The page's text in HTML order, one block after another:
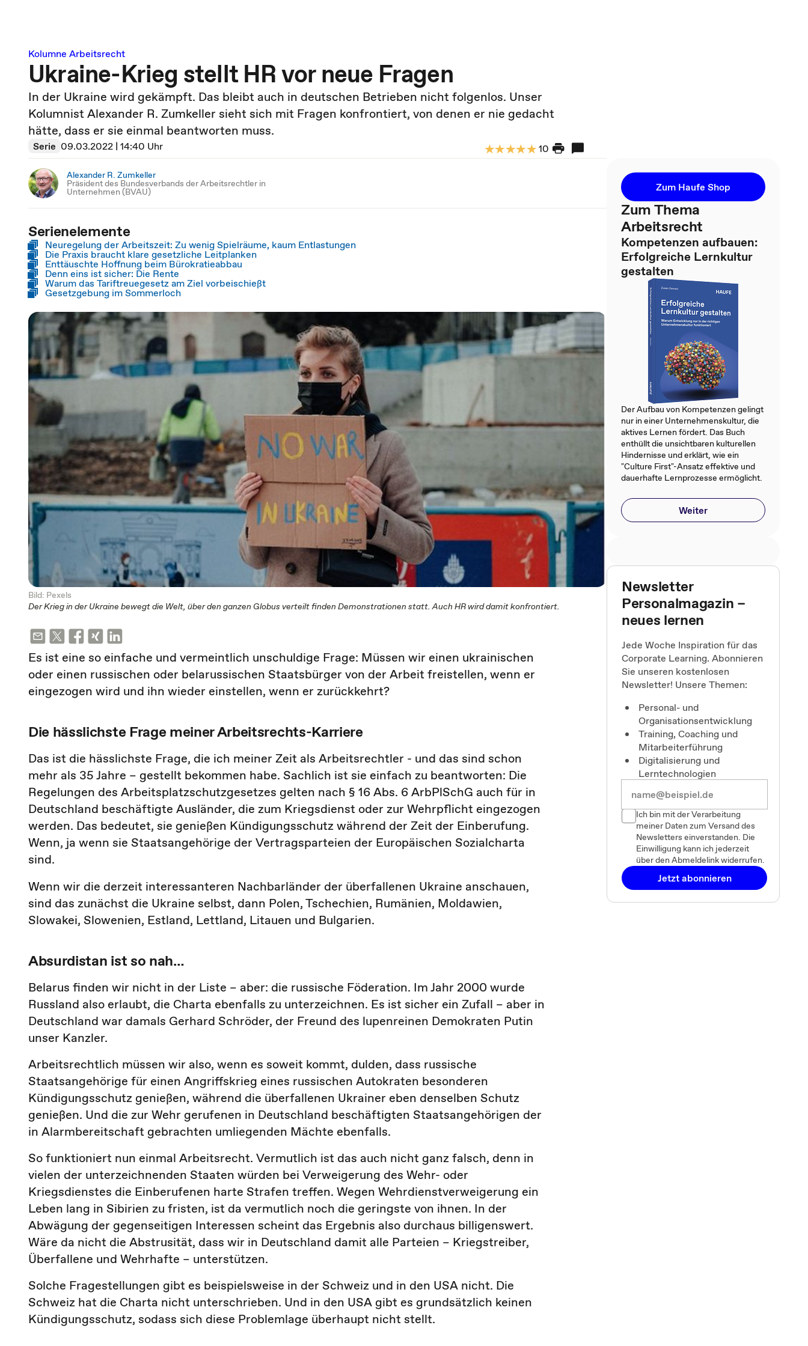
Kolumne Arbeitsrecht
Ukraine-Krieg stellt HR vor neue Fragen
In der Ukraine wird gekämpft. Das bleibt auch in deutschen Betrieben nicht folgenlos. Unser
Kolumnist Alexander R. Zumkeller sieht sich mit Fragen konfrontiert, von denen er nie gedacht
hätte, dass er sie einmal beantworten muss.
Serie 09.03.2022 | 14:40 Uhr 10
Alexander R. Zumkeller
Präsident des Bundesverbands der Arbeitsrechtler in
Unternehmen (BVAU)
Serienelemente
Neuregelung der Arbeitszeit: Zu wenig Spielräume, kaum Entlastungen
Die Praxis braucht klare gesetzliche Leitplanken
Enttäuschte Hoffnung beim Bürokratieabbau
Denn eins ist sicher: Die Rente
Warum das Tariftreuegesetz am Ziel vorbeischießt
Gesetzgebung im Sommerloch
Bild: Pexels
Der Krieg in der Ukraine bewegt die Welt, über den ganzen Globus verteilt finden Demonstrationen statt. Auch HR wird damit konfrontiert.
Es ist eine so einfache und vermeintlich unschuldige Frage: Müssen wir einen ukrainischen
oder einen russischen oder belarussischen Staatsbürger von der Arbeit freistellen, wenn er
eingezogen wird und ihn wieder einstellen, wenn er zurückkehrt?
Die hässlichste Frage meiner Arbeitsrechts-Karriere
Das ist die hässlichste Frage, die ich meiner Zeit als Arbeitsrechtler - und das sind schon
mehr als 35 Jahre – gestellt bekommen habe. Sachlich ist sie einfach zu beantworten: Die
Regelungen des Arbeitsplatzschutzgesetzes gelten nach § 16 Abs. 6 ArbPlSchG auch für in
Deutschland beschäftigte Ausländer, die zum Kriegsdienst oder zur Wehrpflicht eingezogen
werden. Das bedeutet, sie genießen Kündigungsschutz während der Zeit der Einberufung.
Wenn, ja wenn sie Staatsangehörige der Vertragsparteien der Europäischen Sozialcharta
sind.
Wenn wir die derzeit interessanteren Nachbarländer der überfallenen Ukraine anschauen,
sind das zunächst die Ukraine selbst, dann Polen, Tschechien, Rumänien, Moldawien,
Slowakei, Slowenien, Estland, Lettland, Litauen und Bulgarien.
Absurdistan ist so nah…
Belarus finden wir nicht in der Liste – aber: die russische Föderation. Im Jahr 2000 wurde
Russland also erlaubt, die Charta ebenfalls zu unterzeichnen. Es ist sicher ein Zufall – aber in
Deutschland war damals Gerhard Schröder, der Freund des lupenreinen Demokraten Putin
unser Kanzler.
Arbeitsrechtlich müssen wir also, wenn es soweit kommt, dulden, dass russische
Staatsangehörige für einen Angriffskrieg eines russischen Autokraten besonderen
Kündigungsschutz genießen, während die überfallenen Ukrainer eben denselben Schutz
genießen. Und die zur Wehr gerufenen in Deutschland beschäftigten Staatsangehörigen der
in Alarmbereitschaft gebrachten umliegenden Mächte ebenfalls.
So funktioniert nun einmal Arbeitsrecht. Vermutlich ist das auch nicht ganz falsch, denn in
vielen der unterzeichnenden Staaten würden bei Verweigerung des Wehr- oder
Kriegsdienstes die Einberufenen harte Strafen treffen. Wegen Wehrdienstverweigerung ein
Leben lang in Sibirien zu fristen, ist da vermutlich noch die geringste von ihnen. In der
Abwägung der gegenseitigen Interessen scheint das Ergebnis also durchaus billigenswert.
Wäre da nicht die Abstrusität, dass wir in Deutschland damit alle Parteien – Kriegstreiber,
Überfallene und Wehrhafte – unterstützen.
Solche Fragestellungen gibt es beispielsweise in der Schweiz und in den USA nicht. Die
Schweiz hat die Charta nicht unterschrieben. Und in den USA gibt es grundsätzlich keinen
Kündigungsschutz, sodass sich diese Problemlage überhaupt nicht stellt.
Zum Haufe Shop
Zum Thema
Arbeitsrecht
Kompetenzen aufbauen:
Erfolgreiche Lernkultur
gestalten
Der Aufbau von Kompetenzen gelingt
nur in einer Unternehmenskultur, die
aktives Lernen fördert. Das Buch
enthüllt die unsichtbaren kulturellen
Hindernisse und erklärt, wie ein
"Culture First"-Ansatz effektive und
dauerhafte Lernprozesse ermöglicht.
Weiter
Newsletter
Personalmagazin –
neues lernen
Jede Woche Inspiration für das
Corporate Learning. Abonnieren
Sie unseren kostenlosen
Newsletter! Unsere Themen:
Personal- und
Organisationsentwicklung
Training, Coaching und
Mitarbeiterführung
Digitalisierung und
Lerntechnologien
Ich bin mit der Verarbeitung
meiner Daten zum Versand des
Newsletters einverstanden. Die
Einwilligung kann ich jederzeit
über den Abmeldelink widerrufen.
Jetzt abonnieren